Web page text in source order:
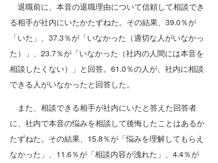
退職前に、本音の退職理由について信頼して相談でき
る相手が社内にいたかたずねた。その結果、39.0％が
「いた」、37.3％が「いなかった（適切な人がいなかっ
た）」、23.7％が「いなかった（社内の人間には本音を
相談したくない）」と回答。61.0％の人が、社内に相談
できる人がいなかったと回答した。
また、相談できる相手が社内にいたと答えた回答者
に、社内で本音の悩みを相談して後悔したことはあるか
たずねた。その結果、15.8％が「悩みを理解してもらえ
なかった」、11.6％が「相談内容が洩れた」、4.4％が